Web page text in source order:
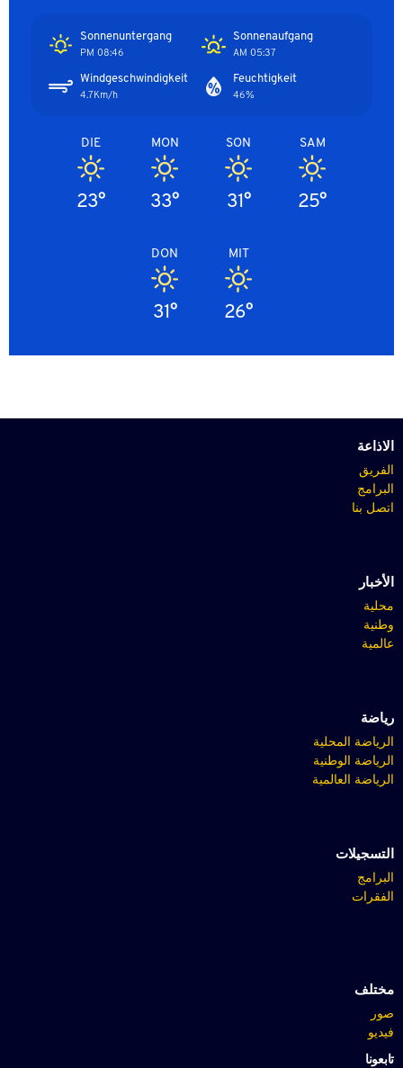
Sonnenaufgang
05:37 AM
Sonnenuntergang
08:46 PM
Feuchtigkeit
46%
Windgeschwindigkeit
4.7Km/h
SAM
25°
SON
31°
MON
33°
DIE
23°
MIT
26°
DON
31°
الاذاعة
الفريق
البرامج
اتصل بنا
الأخبار
محلية
وطنية
عالمية
رياضة
الرياضة المحلية
الرياضة الوطنية
الرياضة العالمية
التسجيلات
البرامج
الفقرات
مختلف
صور
فيديو
تابعونا